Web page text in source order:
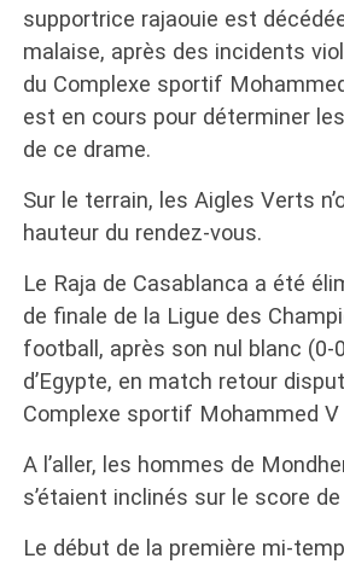
supportrice rajaouie est
malaise, après des incidents
du Complexe sportif
est en cours pour déterminer
de ce drame.
Sur le terrain, les Aigles Verts
hauteur du rendez-vous.
Le Raja de Casablanca a été
de finale de la Ligue des
football, après son nul blanc (0-
d’Egypte, en match retour
Complexe sportif Mohammed V
A l’aller, les hommes de
s’étaient inclinés sur le score
Le début de la première mi-